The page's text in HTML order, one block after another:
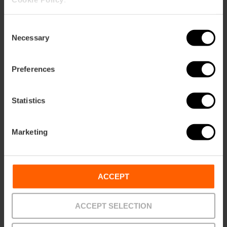
Selection
Necessary
Preferences
Statistics
Marketing
ACCEPT
ACCEPT SELECTION
Metro
Com arribar